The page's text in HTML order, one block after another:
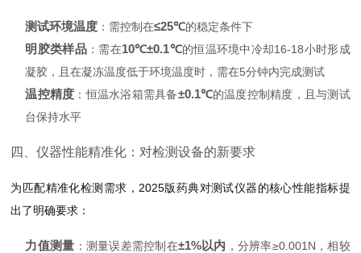
测试环境温度 ：需控制在≤25℃的稳定条件下
明胶类样品：需在10℃±0.1℃的恒温环境中冷却16-18小时形成
凝胶，且在凝冻温度低于环境温度时，需在5分钟内完成测试
温控精度 ：恒温水浴箱需具备±0.1℃的温度控制精度，且与测试
台保持水平
四、仪器性能精准化：对检测设备的新要求
为匹配精准化检测需求，2025版药典对测试仪器的核心性能指标提
出了明确要求：
力值测量 ：测量误差需控制在±1%以内 ，分辨率≥0.001N，相较